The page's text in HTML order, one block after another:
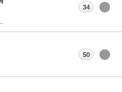
34
50